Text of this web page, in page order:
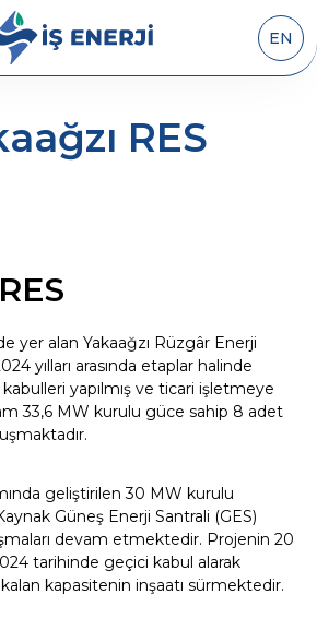
EN
RES
yer alan Yakaağzı Rüzgâr Enerji
yılları arasında etaplar halinde
yapılmış ve ticari işletmeye
33,6 MW kurulu güce sahip 8 adet
geliştirilen 30 MW kurulu
Güneş Enerji Santrali (GES)
devam etmektedir. Projenin 20
tarihinde geçici kabul alarak
kapasitenin inşaatı sürmektedir.